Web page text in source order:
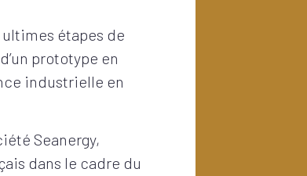
étapes de
prototype en
industrielle en
Seanergy,
dans le cadre du